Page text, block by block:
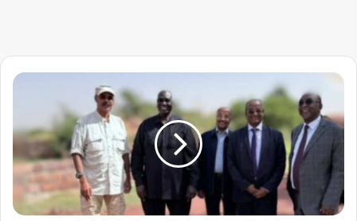
ماحقيقة
السفير
السوداني
فى
إريتريا؟